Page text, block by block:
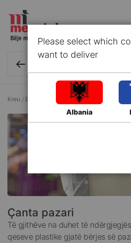
Kreu Enë kuzhine dhe Aksesorë Çanta
Çanta pazari
Të gjithëve na duhet të
qeseve plastike gjatë bërjes së
Please select which
want to deliver
Albania